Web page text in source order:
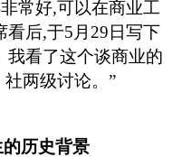
常好,可以在商业工
看后,于5 月 29 日写下
我看了这个谈商业的
两级讨论。”
历史背景